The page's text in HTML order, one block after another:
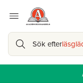
Sök efter